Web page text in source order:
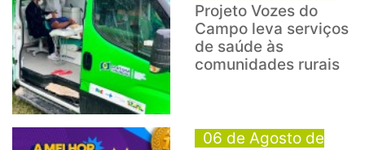
Projeto Vozes do
Campo leva serviços
de saúde às
comunidades rurais
06 de Agosto de